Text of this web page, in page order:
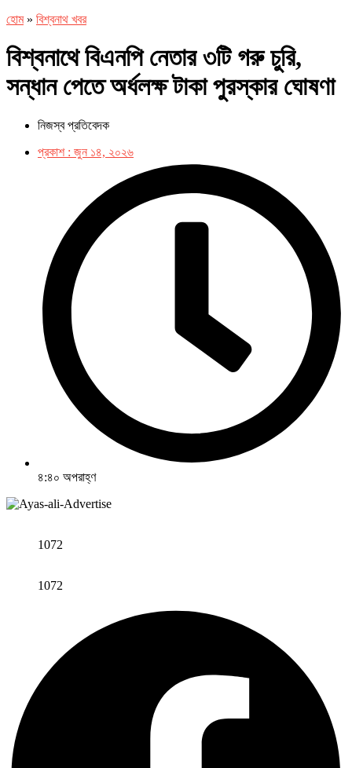
হোম» বিশ্বনাথ খবর
বিশ্বনাথে বিএনপি নেতার ৩টি গরু চুরি,
সন্ধান পেতে অর্ধলক্ষ টাকা পুরস্কার ঘোষণা
নিজস্ব প্রতিবেদক
প্রকাশ : জুন ১৪, ২০২৬
৪:৪০ অপরাহ্ণ
1072
1072